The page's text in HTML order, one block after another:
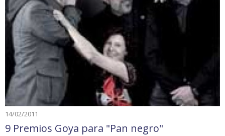
14/02/2011
9 Premios Goya para "Pan negro"